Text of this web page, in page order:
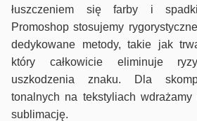
łuszczeniem się farby i
Promoshop stosujemy
dedykowane metody, takie jak
który całkowicie eliminuje
uszkodzenia znaku. Dla
tonalnych na tekstyliach
sublimację.